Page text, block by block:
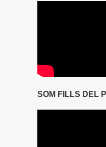
SOM FILLS DEL